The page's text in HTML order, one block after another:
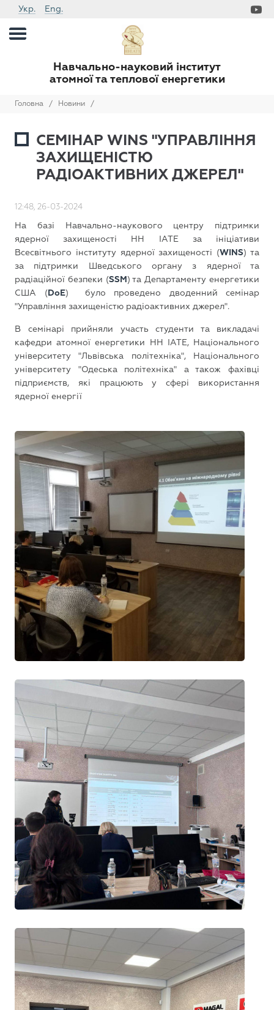
Укр. Eng.
Навчально-науковий інститут
атомної та теплової енергетики
Головна / Новини /
СЕМІНАР WINS "УПРАВЛІННЯ
ЗАХИЩЕНІСТЮ
РАДІОАКТИВНИХ ДЖЕРЕЛ"
12:48, 26-03-2024
На базі Навчально-наукового центру підтримки
ядерної захищеності НН ІАТЕ за ініціативи
Всесвітнього інституту ядерної захищеності (WINS) та
за підтримки Шведського органу з ядерної та
радіаційної безпеки (SSM) та Департаменту енергетики
США (DoE) було проведено дводенний семінар
"Управління захищеністю радіоактивних джерел".
В семінарі прийняли участь студенти та викладачі
кафедри атомної енергетики НН ІАТЕ, Національного
університету "Львівська політехніка", Національного
університету "Одеська політехніка" а також фахівці
підприємств, які працюють у сфері використання
ядерної енергії